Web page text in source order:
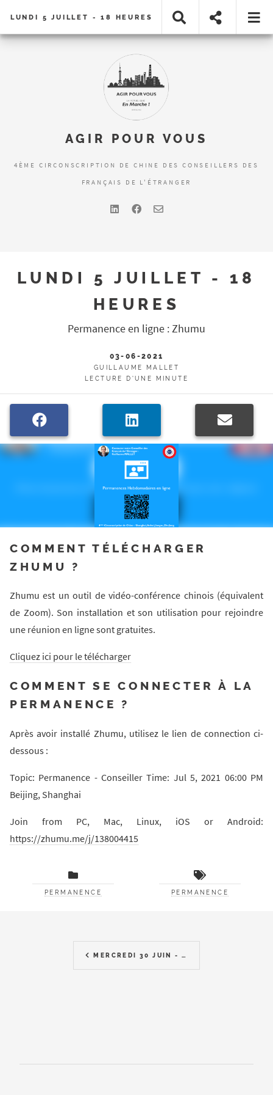
LUNDI 5 JUILLET - 18 HEURES
AGIR POUR VOUS
4ÈME CIRCONSCRIPTION DE CHINE DES CONSEILLERS DES
FRANÇAIS DE L'ÉTRANGER
LUNDI 5 JUILLET - 18
HEURES
Permanence en ligne : Zhumu
03-06-2021
GUILLAUME MALLET
LECTURE D'UNE MINUTE
COMMENT TÉLÉCHARGER
ZHUMU ?
Zhumu est un outil de vidéo-conférence chinois (équivalent
de Zoom). Son installation et son utilisation pour rejoindre
une réunion en ligne sont gratuites.
Cliquez ici pour le télécharger
COMMENT SE CONNECTER À LA
PERMANENCE ?
Après avoir installé Zhumu, utilisez le lien de connection ci-
dessous :
Topic: Permanence - Conseiller Time: Jul 5, 2021 06:00 PM
Beijing, Shanghai
Join from PC, Mac, Linux, iOS or Android:
https://zhumu.me/j/138004415
PERMANENCE PERMANENCE
MERCREDI 30 JUIN - 18 HEURES